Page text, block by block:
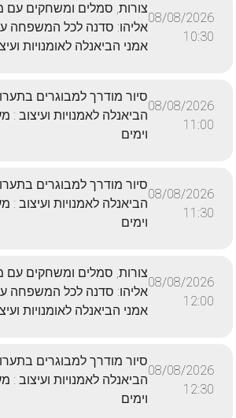
08/08/2026
10:30
צורות, סמלים ומשחקים עם
אליהו: סדנה לכל המשפחה
אמני הביאנלה לאומנויות
08/08/2026
11:00
סיור מודרך למבוגרים
הביאנלה לאמנויות ועיצוב :
וימים
08/08/2026
11:30
סיור מודרך למבוגרים
הביאנלה לאמנויות ועיצוב :
וימים
08/08/2026
12:00
צורות, סמלים ומשחקים עם
אליהו: סדנה לכל המשפחה
אמני הביאנלה לאומנויות
08/08/2026
12:30
סיור מודרך למבוגרים
הביאנלה לאמנויות ועיצוב :
וימים